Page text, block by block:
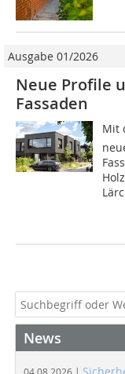
Ausgabe 01/2026
Neue Profile
Fassaden
Mit
News